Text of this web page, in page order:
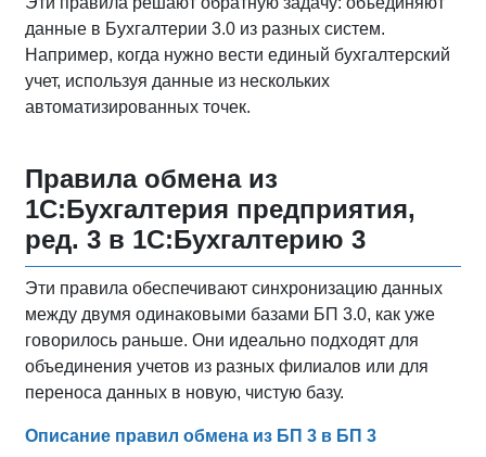
данные в Бухгалтерии 3.0 из разных систем.
Например, когда нужно вести единый бухгалтерский
учет, используя данные из нескольких
автоматизированных точек.
Правила обмена из
1С:Бухгалтерия предприятия,
ред. 3 в 1С:Бухгалтерию 3
Эти правила обеспечивают синхронизацию данных
между двумя одинаковыми базами БП 3.0, как уже
говорилось раньше. Они идеально подходят для
объединения учетов из разных филиалов или для
переноса данных в новую, чистую базу.
Описание правил обмена из БП 3 в БП 3